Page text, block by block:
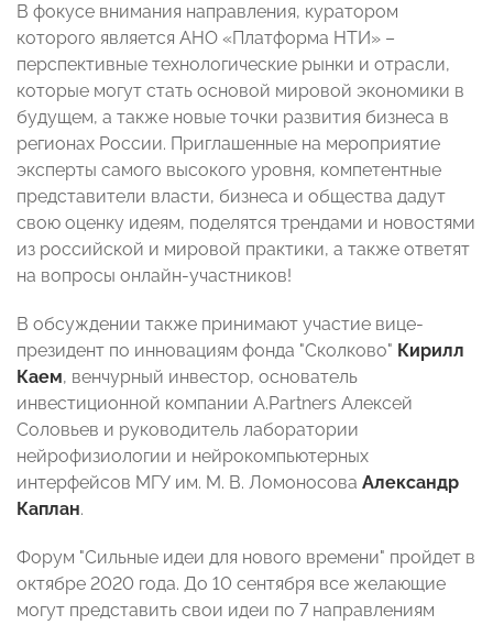
В фокусе внимания направления, куратором
которого является АНО «Платформа НТИ» –
перспективные технологические рынки и отрасли,
которые могут стать основой мировой экономики в
будущем, а также новые точки развития бизнеса в
регионах России. Приглашенные на мероприятие
эксперты самого высокого уровня, компетентные
представители власти, бизнеса и общества дадут
свою оценку идеям, поделятся трендами и новостями
из российской и мировой практики, а также ответят
на вопросы онлайн-участников!
В обсуждении также принимают участие вице-
президент по инновациям фонда "Сколково" Кирилл
Каем, венчурный инвестор, основатель
инвестиционной компании A.Partners Алексей
Соловьев и руководитель лаборатории
нейрофизиологии и нейрокомпьютерных
интерфейсов МГУ им. М. В. Ломоносова Александр
Каплан.
Форум "Сильные идеи для нового времени" пройдет в
октябре 2020 года. До 10 сентября все желающие
могут представить свои идеи по 7 направлениям